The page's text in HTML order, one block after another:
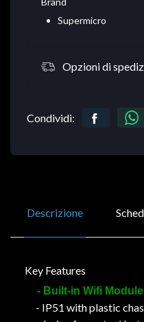
Supermicro
Opzioni di
Condividi:
Descrizione
Key Features
- Built-in Wifi
- IP51 with plastic